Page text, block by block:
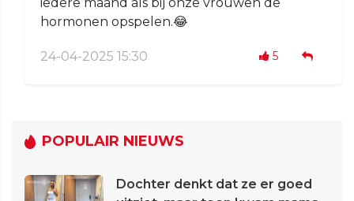
hormonen opspelen.😂
24-04-2025 15:30 5
POPULAIR NIEUWS
Dochter denkt dat ze er goed